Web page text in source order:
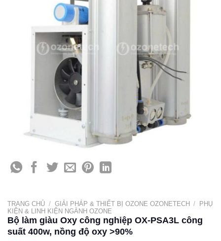
TRANG CHỦ / GIẢI PHÁP & THIẾT BỊ OZONE OZONETECH /
PHỤ
KIỆN & LINH KIỆN NGÀNH OZONE
Bộ làm giàu Oxy công nghiệp OX-PSA3L công
suất 400w, nồng độ oxy >90%